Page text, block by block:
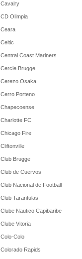
Cavalry
CD Olimpia
Ceara
Celtic
Central Coast Mariners
Cercle Brugge
Cerezo Osaka
Cerro Porteno
Chapecoense
Charlotte FC
Chicago Fire
Cliftonville
Club Brugge
Club de Cuervos
Club Nacional de Football
Club Tarantulas
Clube Nautico Capibaribe
Clube Vitoria
Colo-Colo
Colorado Rapids